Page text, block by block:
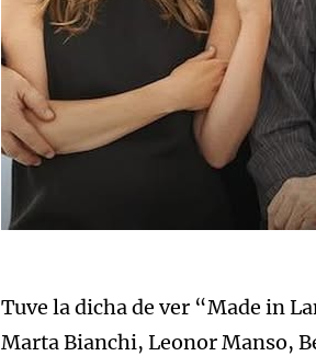
Tuve la dicha de ver “Made in
Marta Bianchi, Leonor Manso,